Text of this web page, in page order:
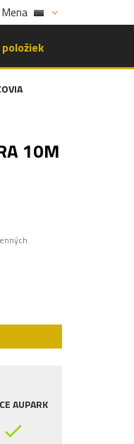
Mena
položiek
10M
AUPARK